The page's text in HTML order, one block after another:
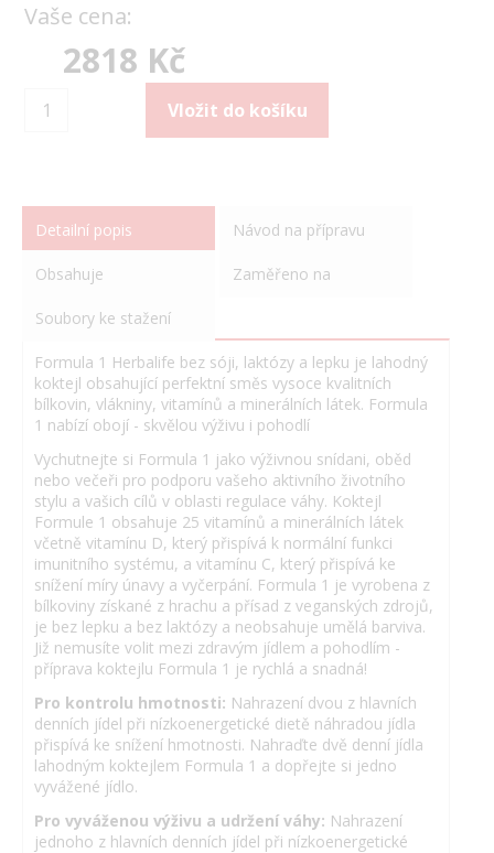
Vaše cena:
2818 Kč
Detailní popis Návod na přípravu
Obsahuje Zaměřeno na
Soubory ke stažení
Formula 1 Herbalife bez sóji, laktózy a lepku je lahodný
koktejl obsahující perfektní směs vysoce kvalitních
bílkovin, vlákniny, vitamínů a minerálních látek. Formula
1 nabízí obojí - skvělou výživu i pohodlí
Vychutnejte si Formula 1 jako výživnou snídani, oběd
nebo večeři pro podporu vašeho aktivního životního
stylu a vašich cílů v oblasti regulace váhy. Koktejl
Formule 1 obsahuje 25 vitamínů a minerálních látek
včetně vitamínu D, který přispívá k normální funkci
imunitního systému, a vitamínu C, který přispívá ke
snížení míry únavy a vyčerpání. Formula 1 je vyrobena z
bílkoviny získané z hrachu a přísad z veganských zdrojů,
je bez lepku a bez laktózy a neobsahuje umělá barviva.
Již nemusíte volit mezi zdravým jídlem a pohodlím -
příprava koktejlu Formula 1 je rychlá a snadná!
Pro kontrolu hmotnosti: Nahrazení dvou z hlavních
denních jídel při nízkoenergetické dietě náhradou jídla
přispívá ke snížení hmotnosti. Nahraďte dvě denní jídla
lahodným koktejlem Formula 1 a dopřejte si jedno
vyvážené jídlo.
Pro vyváženou výživu a udržení váhy: Nahrazení
jednoho z hlavních denních jídel při nízkoenergetické